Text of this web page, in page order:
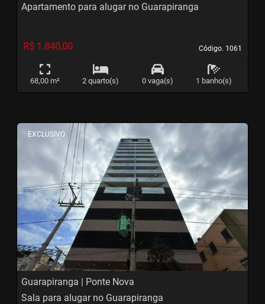
Código. 1061
Código. 1061
Apartamento para alugar no Guarapiranga
R$ 1.840,00
68,00 m² 2 quarto(s) 0 vaga(s) 1 banho(s)
EXCLUSIVO
< <<<
‹
Previous
›
Next
Guarapiranga | Ponte Nova
Sala para alugar no Guarapiranga